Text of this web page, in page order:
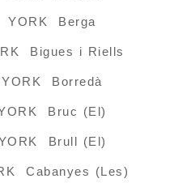
YORK Berga
Bigues i Riells
Borredà
Bruc (El)
Brull (El)
Cabanyes (Les)